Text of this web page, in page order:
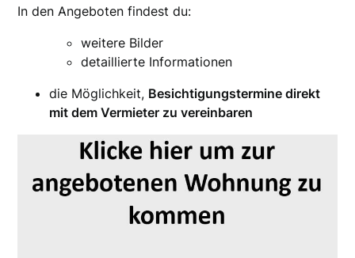
In den Angeboten findest du:
weitere Bilder
detaillierte Informationen
die Möglichkeit, Besichtigungstermine direkt
mit dem Vermieter zu vereinbaren